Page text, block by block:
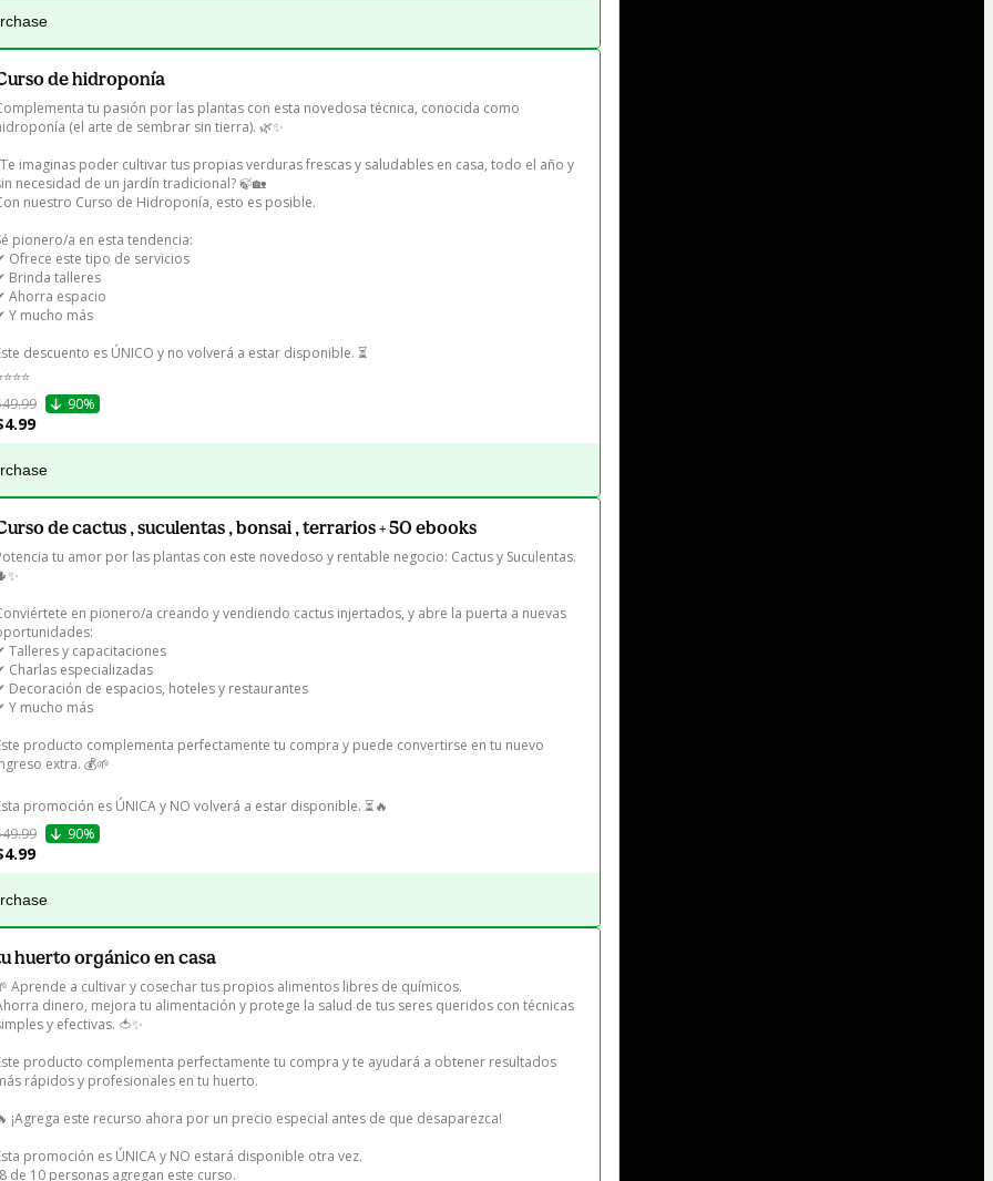
de hidroponía
tu pasión por las plantas con esta novedosa técnica, conocida como
(el arte de sembrar sin tierra). 🌿✨
imaginas poder cultivar tus propias verduras frescas y saludables en casa, todo el año y
necesidad de un jardín tradicional? 🍃🏡
nuestro Curso de Hidroponía, esto es posible.
pionero/a en esta tendencia:
Ofrece este tipo de servicios
Brinda talleres
Ahorra espacio
Y mucho más
descuento es ÚNICO y no volverá a estar disponible. ⏳
90%
de cactus , suculentas , bonsai , terrarios + 50 ebooks
tu amor por las plantas con este novedoso y rentable negocio: Cactus y Suculentas.
en pionero/a creando y vendiendo cactus injertados, y abre la puerta a nuevas
Talleres y capacitaciones
Charlas especializadas
Decoración de espacios, hoteles y restaurantes
Y mucho más
producto complementa perfectamente tu compra y puede convertirse en tu nuevo
extra. 💰🌱
promoción es ÚNICA y NO volverá a estar disponible. ⏳🔥
90%
huerto orgánico en casa
Aprende a cultivar y cosechar tus propios alimentos libres de químicos.
dinero, mejora tu alimentación y protege la salud de tus seres queridos con técnicas
y efectivas. 🍅✨
producto complementa perfectamente tu compra y te ayudará a obtener resultados
rápidos y profesionales en tu huerto.
¡Agrega este recurso ahora por un precio especial antes de que desaparezca!
promoción es ÚNICA y NO estará disponible otra vez.
de 10 personas agregan este curso.